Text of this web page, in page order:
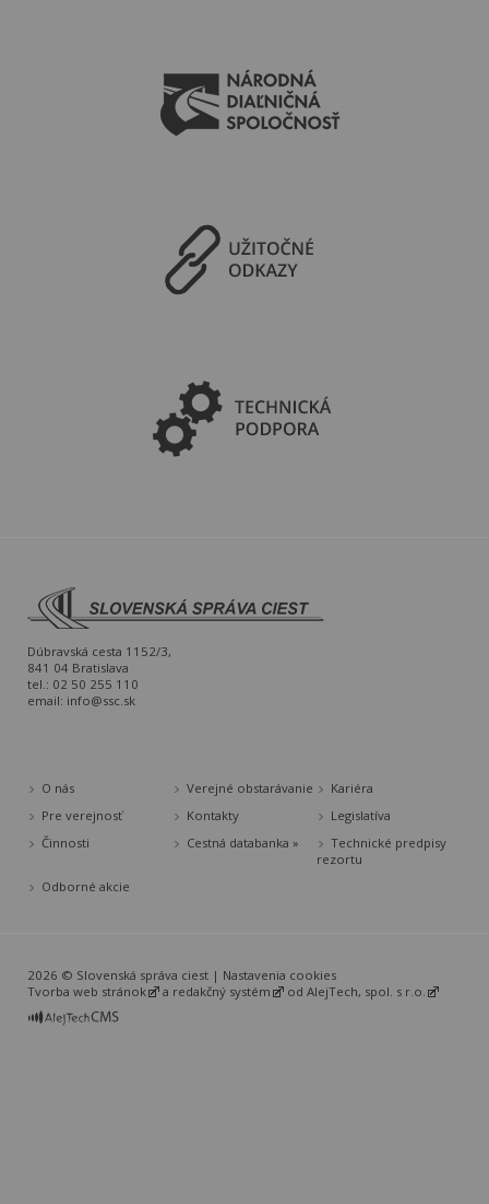
Dúbravská cesta 1152/3,
841 04 Bratislava
tel.: 02 50 255 110
email: info@ssc.sk
O nás Verejné obstarávanie
Kariéra
Pre verejnosť
Kontakty
Legislatíva
Činnosti
Cestná databanka »
Technické predpisy
rezortu
Odborné akcie
2026 © Slovenská správa ciest | Nastavenia cookies
Tvorba web stránok
a redakčný systém od AlejTech, spol. s r.o.